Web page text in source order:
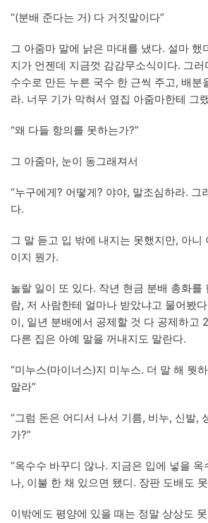
“(분배 준다는 거) 다 거짓말이다”
그 아줌마 말에 낡은 마대를 냈다. 설마 했
지가 언젠데 지금껏 감감무소식이다. 그
수수로 만든 누른 국수 한 근씩 주고, 배분
라. 너무 기가 막혀서 옆집 아줌마한테 그
“왜 다들 항의를 못하는가?”
그 아줌마, 눈이 동그래져서
“누구에게? 어떻게? 야야, 말조심하라. 그
다.
그 말 듣고 입 밖에 내지는 못했지만, 아니
이지 뭔가.
놀랄 일이 또 있다. 작년 현금 분배 총화를
람, 저 사람한테 얼마나 받았냐고 물어봤
이, 일년 분배에서 공제할 것 다 공제하고
다른 집은 아예 말을 꺼내지도 말란다.
“미누스(마이너스)지 미누스. 더 말 해 뭣
말라”
“그럼 돈은 어디서 나서 기름, 비누, 신발,
가?”
“옥수수 바꾸디 않나. 지금은 입에 넣을
나, 이불 한 채 있으면 됐디. 장판 도배도
이밖에도 평양에 있을 때는 정말 상상도